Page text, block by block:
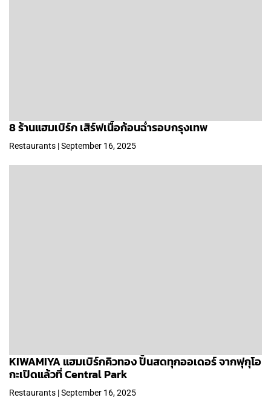
8 ร้านแฮมเบิร์ก เสิร์ฟเนื้อก้อนฉ่ำรอบกรุงเทพ
Restaurants | September 16, 2025
KIWAMIYA แฮมเบิร์กคิวทอง ปั้นสดทุกออเดอร์ จากฟุกุโอ
กะเปิดแล้วที่ Central Park
Restaurants | September 16, 2025